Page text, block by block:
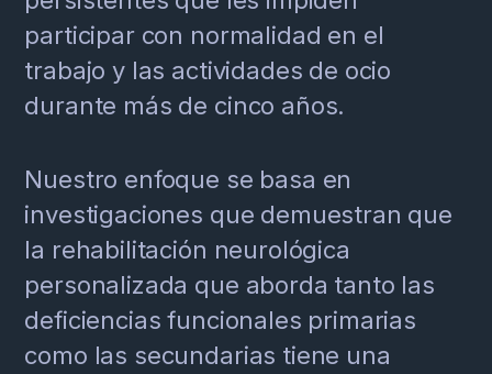
participar con normalidad en el
trabajo y las actividades de ocio
durante más de cinco años.
Nuestro enfoque se basa en
investigaciones que demuestran que
la rehabilitación neurológica
personalizada que aborda tanto las
deficiencias funcionales primarias
como las secundarias tiene una